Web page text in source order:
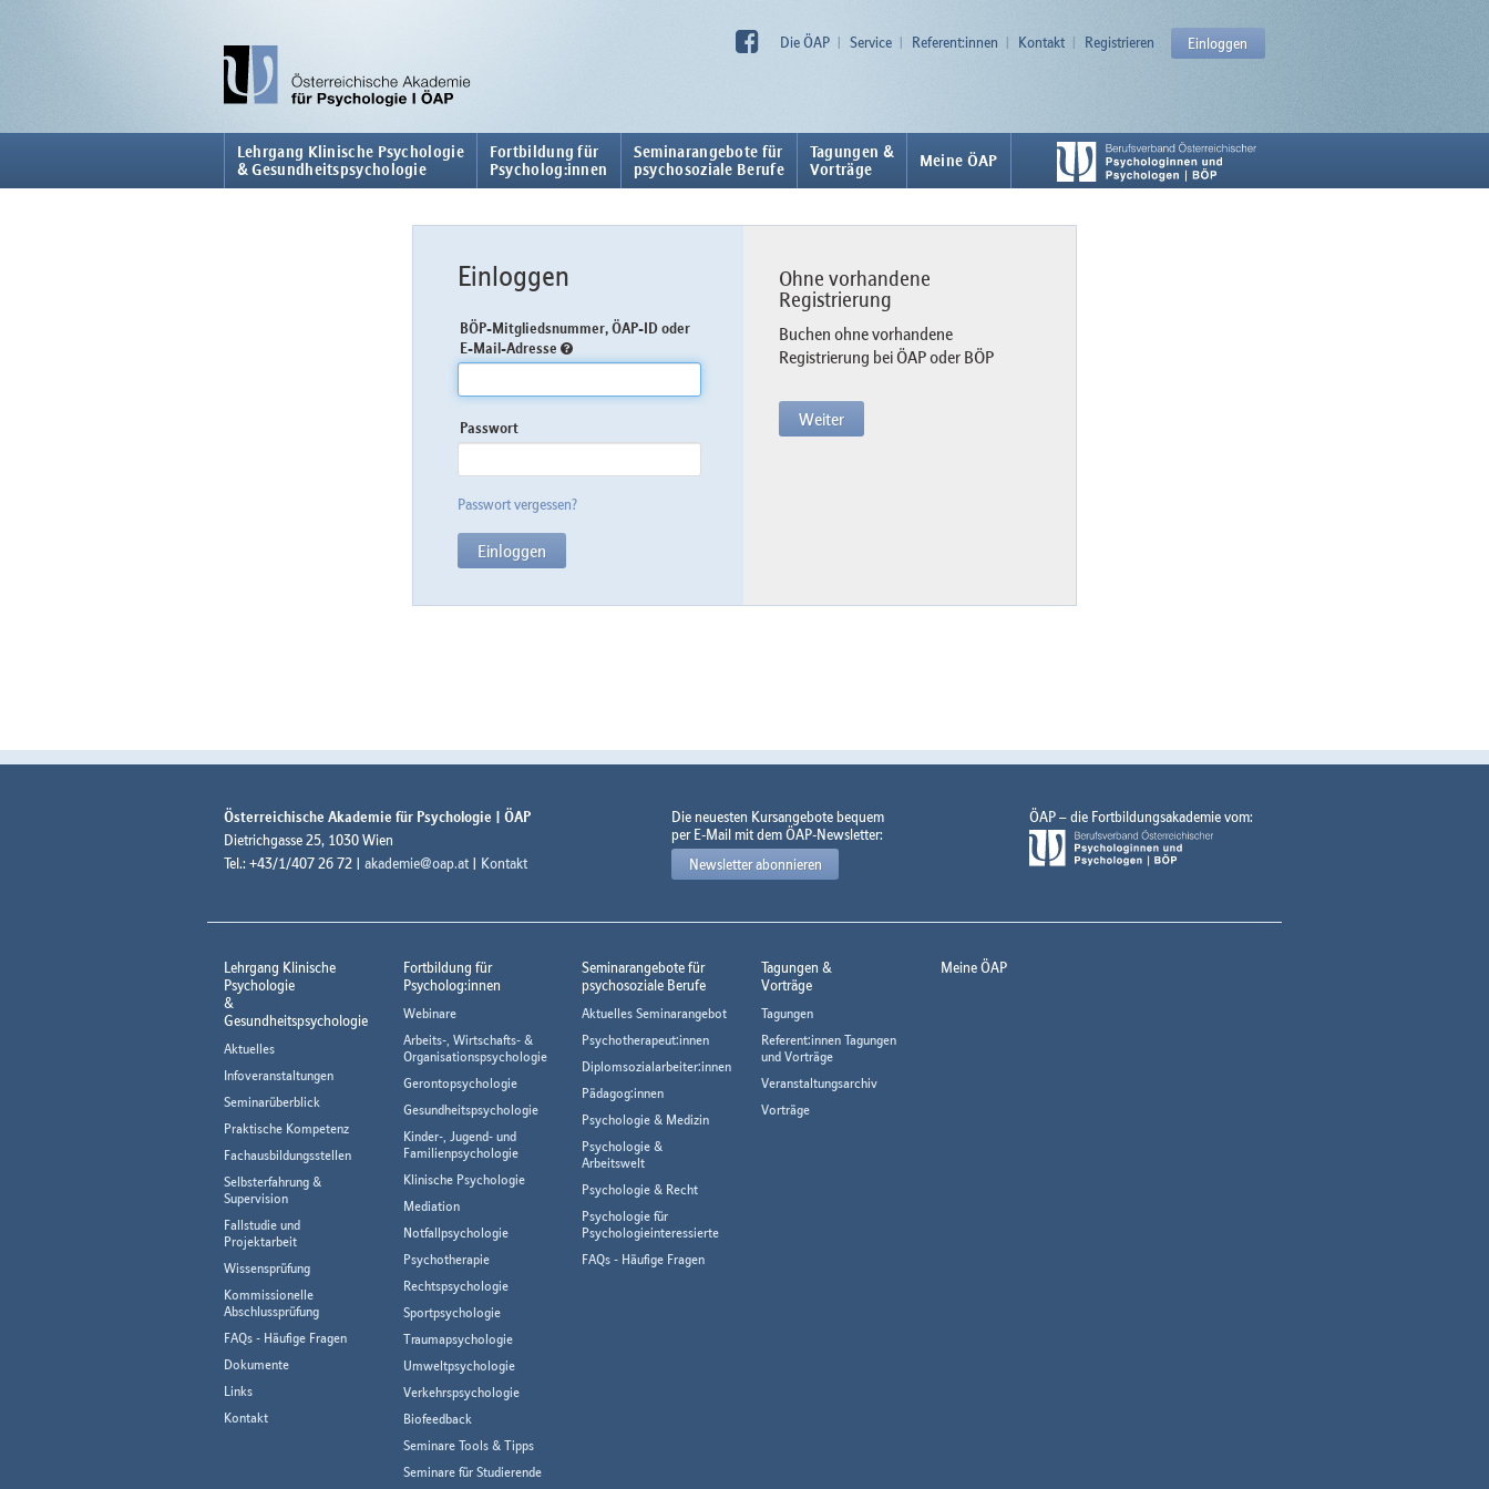
Die ÖAP Service Referent:innen Kontakt Registrieren Einloggen
Lehrgang Klinische Psychologie
& Gesundheitspsychologie
Fortbildung für
Psycholog:innen
Seminarangebote für
psychosoziale Berufe
Tagungen &
Vorträge
Meine ÖAP
Einloggen
BÖP-Mitgliedsnummer, ÖAP-ID oder
E-Mail-Adresse
Passwort
Passwort vergessen?
Ohne vorhandene
Registrierung
Buchen ohne vorhandene
Registrierung bei ÖAP oder BÖP
Weiter
Österreichische Akademie für Psychologie | ÖAP
Dietrichgasse 25, 1030 Wien
Tel.: +43/1/407 26 72 | akademie@oap.at | Kontakt
Die neuesten Kursangebote bequem
per E-Mail mit dem ÖAP-Newsletter:
Newsletter abonnieren
ÖAP – die Fortbildungsakademie vom:
Lehrgang Klinische
Psychologie
&
Gesundheitspsychologie
Aktuelles
Infoveranstaltungen
Seminarüberblick
Praktische Kompetenz
Fachausbildungsstellen
Selbsterfahrung &
Supervision
Fallstudie und
Projektarbeit
Wissensprüfung
Kommissionelle
Abschlussprüfung
FAQs - Häufige Fragen
Dokumente
Links
Kontakt
Fortbildung für
Psycholog:innen
Webinare
Arbeits-, Wirtschafts- &
Organisationspsychologie
Gerontopsychologie
Gesundheitspsychologie
Kinder-, Jugend- und
Familienpsychologie
Klinische Psychologie
Mediation
Notfallpsychologie
Psychotherapie
Rechtspsychologie
Sportpsychologie
Traumapsychologie
Umweltpsychologie
Verkehrspsychologie
Biofeedback
Seminare Tools & Tipps
Seminare für Studierende
Seminarangebote für
psychosoziale Berufe
Aktuelles Seminarangebot
Psychotherapeut:innen
Diplomsozialarbeiter:innen
Pädagog:innen
Psychologie & Medizin
Psychologie &
Arbeitswelt
Psychologie & Recht
Psychologie für
Psychologieinteressierte
FAQs - Häufige Fragen
Tagungen &
Vorträge
Tagungen
Referent:innen Tagungen
und Vorträge
Veranstaltungsarchiv
Vorträge
Meine ÖAP